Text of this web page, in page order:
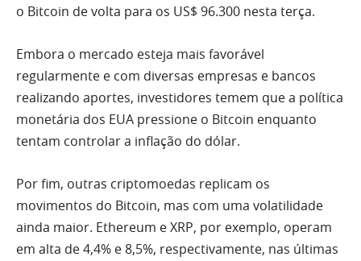
o Bitcoin de volta para os US$ 96.300 nesta terça.
Embora o mercado esteja mais favorável
regularmente e com diversas empresas e bancos
realizando aportes, investidores temem que a política
monetária dos EUA pressione o Bitcoin enquanto
tentam controlar a inflação do dólar.
Por fim, outras criptomoedas replicam os
movimentos do Bitcoin, mas com uma volatilidade
ainda maior. Ethereum e XRP, por exemplo, operam
em alta de 4,4% e 8,5%, respectivamente, nas últimas